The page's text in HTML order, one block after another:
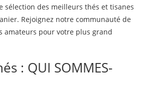
sélection des meilleurs thés et tisanes
Rejoignez notre communauté de
amateurs pour votre plus grand
: QUI SOMMES-